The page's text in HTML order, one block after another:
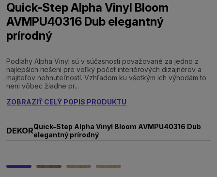
Quick-Step Alpha Vinyl Bloom
AVMPU40316 Dub elegantný
prírodný
Podlahy Alpha Vinyl sú v súčasnosti považované za jedno z
najlepších riešení pre veľký počet interiérových dizajnérov a
majiteľov nehnuteľností. Vzhľadom ku všetkým ich výhodám to
neni vôbec žiadne pr...
ZOBRAZIŤ CELÝ POPIS PRODUKTU
DEKORQuick-Step Alpha Vinyl Bloom AVMPU40316 Dub
elegantný prírodný